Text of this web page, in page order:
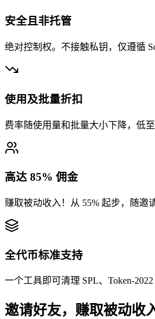
安全且非托管
绝对控制权。不接触私钥，仅遵循
使用及批量折扣
费率随使用量和批量大小下降，低至
高达 85% 佣金
赚取被动收入！从 55% 起步，随邀
全代币标准支持
一个工具即可清理 SPL、Token-2022
邀请好友，赚取被动收